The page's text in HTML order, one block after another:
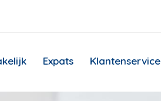
Expats Klantenservice